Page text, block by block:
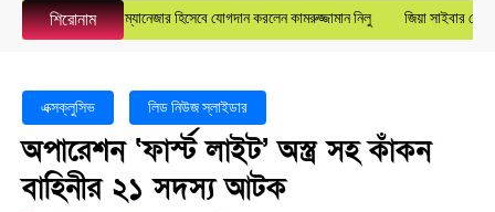
শিরোনাম
গ্রুপে জেনারেল ম্যানেজার হিসেবে যোগদান করলেন কামরুজ্জামান নিলু জিয়া সাইবার
এক্সক্লুসিভ লিড নিউজ স্লাইডার
অপারেশন ‘ফার্স্ট লাইট’ অস্ত্র সহ কাঁকন
বাহিনীর ২১ সদস্য আটক